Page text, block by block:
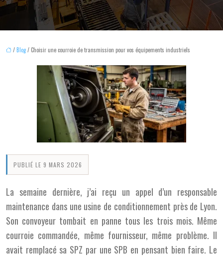
/Blog/ Choisir une courroie de transmission pour vos équipements industriels
PUBLIÉ LE 9 MARS 2026
La semaine dernière, j’ai reçu un appel d’un responsable
maintenance dans une usine de conditionnement près de Lyon.
Son convoyeur tombait en panne tous les trois mois. Même
courroie commandée, même fournisseur, même problème. Il
avait remplacé sa SPZ par une SPB en pensant bien faire. Le